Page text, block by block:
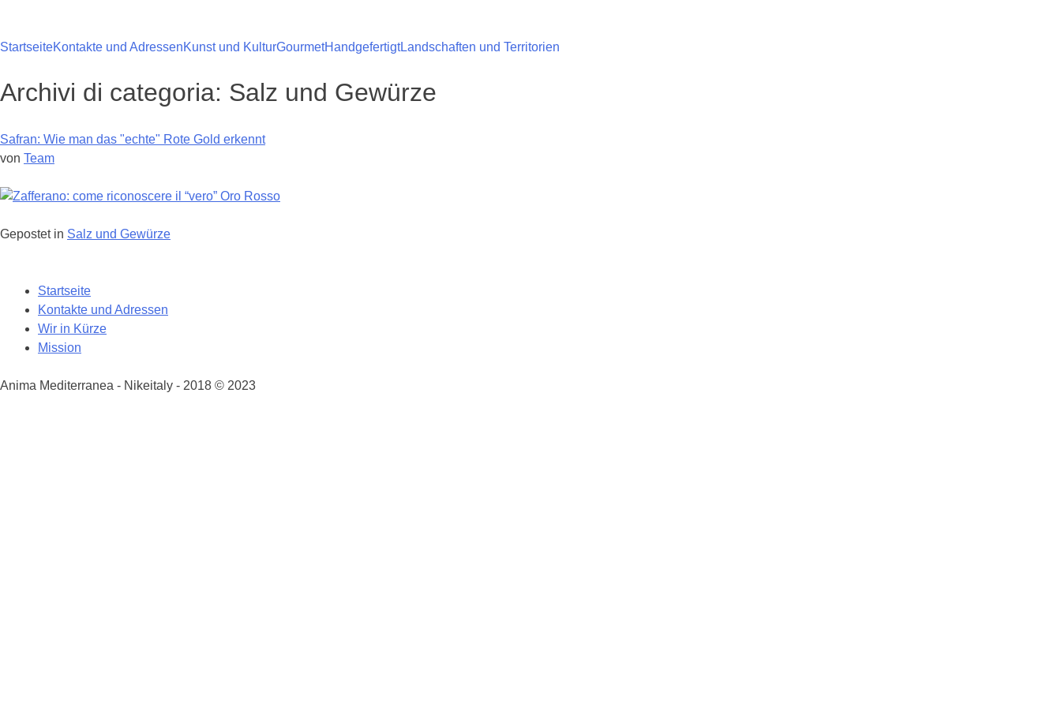
springen
StartseiteKontakte und AdressenKunst und KulturGourmetHandgefertigtLandschaften und Territorien
Archivi di categoria: Salz und Gewürze
Safran: Wie man das "echte" Rote Gold erkennt
von Team
Gepostet in Salz und Gewürze
Navigazione
Startseite
Kontakte und Adressen
Wir in Kürze
Mission
Anima Mediterranea - Nikeitaly - 2018 © 2023